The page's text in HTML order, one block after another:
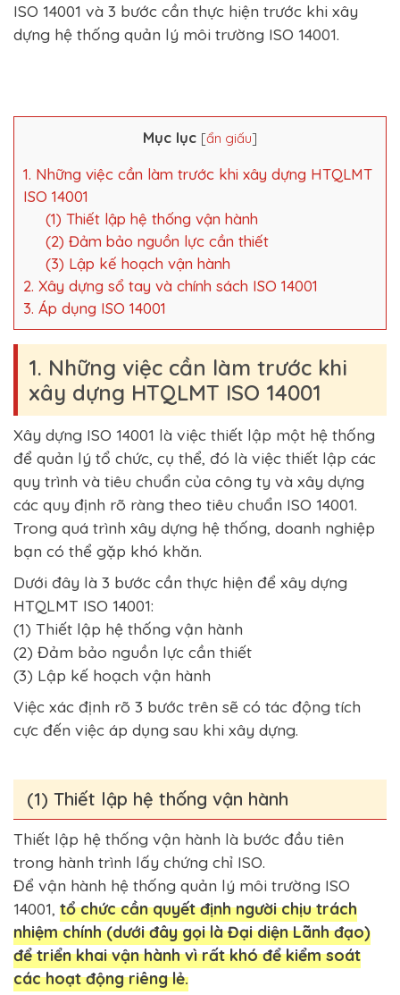
ISO 14001 và 3 bước cần thực hiện trước khi xây
dựng hệ thống quản lý môi trường ISO 14001.
Mục lục [ẩn giấu]
1. Những việc cần làm trước khi xây dựng HTQLMT
ISO 14001
(1) Thiết lập hệ thống vận hành
(2) Đảm bảo nguồn lực cần thiết
(3) Lập kế hoạch vận hành
2. Xây dựng sổ tay và chính sách ISO 14001
3. Áp dụng ISO 14001
1. Những việc cần làm trước khi
xây dựng HTQLMT ISO 14001
Xây dựng ISO 14001 là việc thiết lập một hệ thống
để quản lý tổ chức, cụ thể, đó là việc thiết lập các
quy trình và tiêu chuẩn của công ty và xây dựng
các quy định rõ ràng theo tiêu chuẩn ISO 14001.
Trong quá trình xây dựng hệ thống, doanh nghiệp
bạn có thể gặp khó khăn.
Dưới đây là 3 bước cần thực hiện để xây dựng
HTQLMT ISO 14001:
(1) Thiết lập hệ thống vận hành
(2) Đảm bảo nguồn lực cần thiết
(3) Lập kế hoạch vận hành
Việc xác định rõ 3 bước trên sẽ có tác động tích
cực đến việc áp dụng sau khi xây dựng.
(1) Thiết lập hệ thống vận hành
Thiết lập hệ thống vận hành là bước đầu tiên
trong hành trình lấy chứng chỉ ISO.
Để vận hành hệ thống quản lý môi trường ISO
14001, tổ chức cần quyết định người chịu trách
nhiệm chính (dưới đây gọi là Đại diện Lãnh đạo)
để triển khai vận hành vì rất khó để kiểm soát
các hoạt động riêng lẻ.